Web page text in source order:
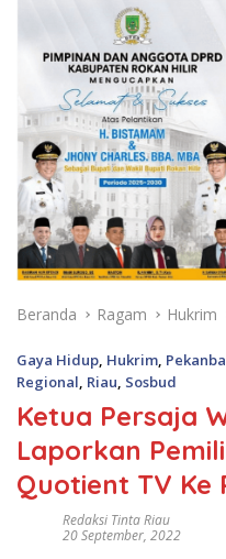
Beranda Ragam Hukrim
Gaya Hidup, Hukrim,
Regional, Riau, Sosbud
Ketua Persaja
Laporkan
Quotient TV Ke
Redaksi Tinta Riau
20 September, 2022